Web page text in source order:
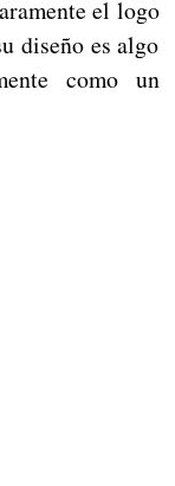
el logo
diseño es algo
como un